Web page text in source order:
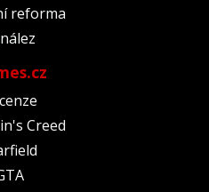
reforma
Creed